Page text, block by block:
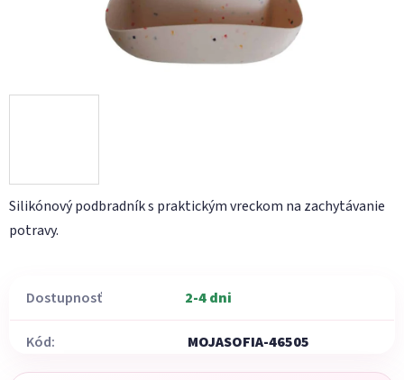
Silikónový podbradník s praktickým vreckom na zachytávanie
potravy.
Dostupnosť 2-4 dni
Kód: MOJASOFIA-46505